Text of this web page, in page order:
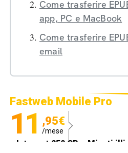
Come trasferire
app, PC e MacBook
Come trasferire
email
Fastweb Mobile Pro
11 ,95€
/mese
Internet 250 GB e Minuti